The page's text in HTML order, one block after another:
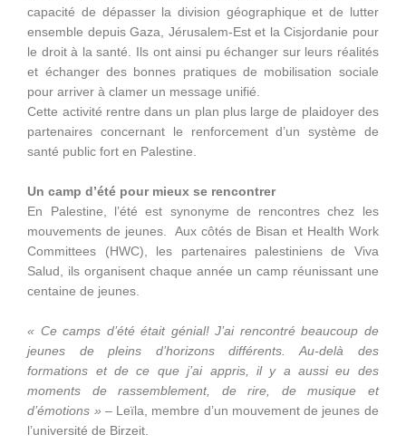
capacité de dépasser la division géographique et de lutter
ensemble depuis Gaza, Jérusalem-Est et la Cisjordanie pour
le droit à la santé. Ils ont ainsi pu échanger sur leurs réalités
et échanger des bonnes pratiques de mobilisation sociale
pour arriver à clamer un message unifié.
Cette activité rentre dans un plan plus large de plaidoyer des
partenaires concernant le renforcement d’un système de
santé public fort en Palestine.
Un camp d’été pour mieux se rencontrer
En Palestine, l’été est synonyme de rencontres chez les
mouvements de jeunes. Aux côtés de Bisan et Health Work
Committees (HWC), les partenaires palestiniens de Viva
Salud, ils organisent chaque année un camp réunissant une
centaine de jeunes.
« Ce camps d’été était génial! J’ai rencontré beaucoup de
jeunes de pleins d’horizons différents.Au-delà des
formations et de ce que j’ai appris, il y a aussi eu des
moments de rassemblement, de rire, de musique et
d’émotions » – Leïla, membre d’un mouvement de jeunes de
l’université de Birzeit.